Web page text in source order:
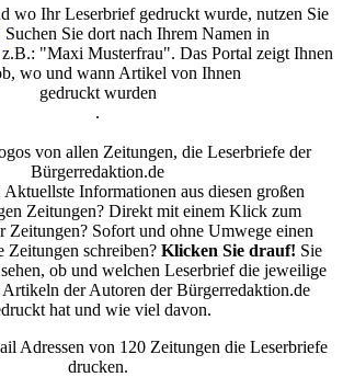
wo Ihr Leserbrief gedruckt wurde, nutzen Sie
Suchen Sie dort nach Ihrem Namen in
"Maxi Musterfrau". Das Portal zeigt Ihnen
wo und wann Artikel von Ihnen
gedruckt wurden
.
von allen Zeitungen, die Leserbriefe der
Bürgerredaktion.de
Aktuellste Informationen aus diesen großen
Zeitungen? Direkt mit einem Klick zum
Zeitungen? Sofort und ohne Umwege einen
Zeitungen schreiben? Klicken Sie drauf! Sie
ob und welchen Leserbrief die jeweilige
der Autoren der Bürgerredaktion.de
hat und wie viel davon.
Adressen von 120 Zeitungen die Leserbriefe
drucken.